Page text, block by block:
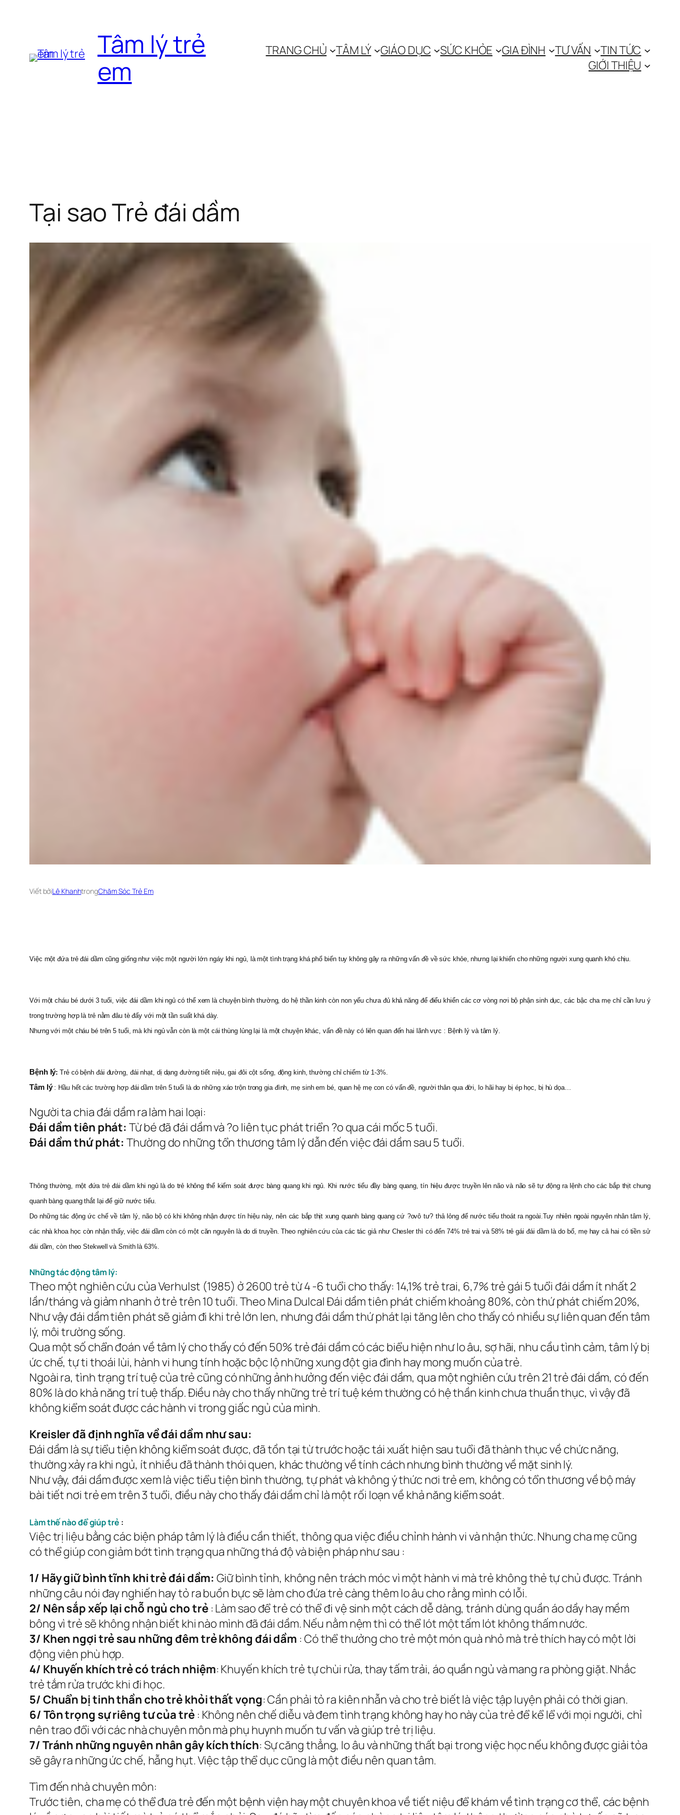
Tâm lý trẻ
em
TRANG CHỦ TÂM LÝ GIÁO DỤC SỨC KHỎE GIA ĐÌNH TƯ VẤN
TIN TỨC
GIỚI THIỆU
Tại sao Trẻ đái dầm
Viết bởiLê KhanhtrongChăm Sóc Trẻ Em
Việc một đứa trẻ đái dầm cũng giống như việc một người lớn ngáy khi ngủ, là một tình trạng khá phổ biến tuy không gây ra những vấn đề về sức khỏe, nhưng lại khiến cho những người xung quanh khó chịu.
Với một cháu bé dưới 3 tuổi, việc đái dầm khi ngủ có thể xem là chuyện bình thường, do hệ thần kinh còn non yếu chưa đủ khả năng để điểu khiển các cơ vòng nơi bộ phận sinh dục, các bậc cha mẹ chỉ cần lưu ý
trong trường hợp là trẻ nằm đâu tè đấy với một tần suất khá dày.
Nhưng với một cháu bé trên 5 tuổi, mà khi ngủ vẫn còn là một cái thùng lủng lại là một chuyện khác, vấn đề này có liên quan đến hai lãnh vực : Bệnh lý và tâm lý.
Bệnh lý: Trẻ có bệnh đái đường, đái nhạt, dị dạng đường tiết niệu, gai đôi cột sống, động kinh, thường chỉ chiếm từ 1-3%.
Tâm lý : Hầu hết các trường hợp đái dầm trên 5 tuổi là do những xáo trộn trong gia đình, mẹ sinh em bé, quan hệ mẹ con có vấn đề, người thân qua đời, lo hãi hay bị ép học, bị hù dọa…
Người ta chia đái dầm ra làm hai loại:
Đái dầm tiên phát: Từ bé đã đái dầm và ?o liên tục phát triển ?o qua cái mốc 5 tuổi.
Đái dầm thứ phát: Thường do những tổn thương tâm lý dẫn đến việc đái dầm sau 5 tuổi.
Thông thường, một đứa trẻ đái dầm khi ngủ là do trẻ không thể kiểm soát được bàng quang khi ngủ. Khi nước tiểu đầy bàng quang, tín hiệu được truyền lên não và não sẽ tự động ra lệnh cho các bắp thịt chung
quanh bàng quang thắt lại để giữ nước tiểu.
Do những tác động ức chế về tâm lý, não bộ có khi không nhận được tín hiệu này, nên các bắp thịt xung quanh bàng quang cứ ?ovô tư? thả lỏng để nước tiểu thoát ra ngoài.Tuy nhiên ngoài nguyên nhân tâm lý,
các nhà khoa học còn nhận thấy, việc đái dầm còn có một căn nguyên là do di truyền. Theo nghiên cứu của các tác giả như Chesler thì có đến 74% trẻ trai và 58% trẻ gái đái dầm là do bố, mẹ hay cả hai có tiền sử
đái dầm, còn theo Stekwell và Smith là 63%.
Những tác động tâm lý:
Theo một nghiên cứu của Verhulst (1985) ở 2600 trẻ từ 4 -6 tuổi cho thấy: 14,1% trẻ trai, 6,7% trẻ gái 5 tuổi đái dầm ít nhất 2
lần/tháng và giảm nhanh ở trẻ trên 10 tuổi. Theo Mina Dulcal Đái dầm tiên phát chiếm khoảng 80%, còn thứ phát chiếm 20%,
Như vậy đái dầm tiên phát sẽ giảm đi khi trẻ lớn len, nhưng đái dầm thứ phát lại tăng lên cho thấy có nhiều sự liên quan đến tâm
lý, môi trường sống.
Qua một số chẩn đoán về tâm lý cho thấy có đến 50% trẻ đái dầm có các biểu hiện như lo âu, sợ hãi, nhu cầu tình cảm, tâm lý bị
ức chế, tự ti thoái lùi, hành vi hung tính hoặc bộc lộ những xung đột gia đình hay mong muốn của trẻ.
Ngoài ra, tình trạng trí tuệ của trẻ cũng có những ảnh hưởng đến việc đái dầm, qua một nghiên cứu trên 21 trẻ đái dầm, có đến
80% là do khả năng trí tuệ thấp. Điều này cho thấy những trẻ trí tuệ kém thường có hệ thần kinh chưa thuần thục, vì vậy đã
không kiểm soát được các hành vi trong giấc ngủ của mình.
Kreisler đã định nghĩa về đái dầm như sau:
Đái dầm là sự tiểu tiện không kiểm soát được, đã tồn tại từ trước hoặc tái xuất hiện sau tuổi đã thành thục về chức năng,
thường xảy ra khi ngủ, ít nhiều đã thành thói quen, khác thường về tính cách nhưng bình thường về mặt sinh lý.
Như vậy, đái dầm được xem là việc tiểu tiện bình thường, tự phát và không ý thức nơi trẻ em, không có tổn thương về bộ máy
bài tiết nơi trẻ em trên 3 tuổi, điều này cho thấy đái dầm chỉ là một rối loạn về khả năng kiểm soát.
Làm thế nào để giúp trẻ :
Việc trị liệu bằng các biện pháp tâm lý là điều cần thiết, thông qua việc điều chỉnh hành vi và nhận thức. Nhung cha mẹ cũng
có thể giúp con giảm bớt tình trạng qua những thá độ và biện pháp như sau :
1/ Hãy giữ bình tĩnh khi trẻ đái dầm: Giữ bình tỉnh, không nên trách móc vì một hành vi mà trẻ không thẻ tự chủ được. Tránh
những câu nói đay nghiến hay tỏ ra buồn bực sẽ làm cho đứa trẻ càng thêm lo âu cho rằng mình có lỗi.
2/ Nên sắp xếp lại chỗ ngủ cho trẻ: Làm sao để trẻ có thể đi vệ sinh một cách dễ dàng, tránh dùng quần áo dầy hay mềm
bông vì trẻ sẽ không nhận biết khi nào mình đã đái dầm. Nếu nằm nệm thì có thể lót một tấm lót không thấm nước.
3/ Khen ngợi trẻ sau những đêm trẻ không đái dầm : Có thể thưởng cho trẻ một món quà nhỏ mà trẻ thích hay có một lời
động viên phù hợp.
4/ Khuyến khích trẻ có trách nhiệm: Khuyến khích trẻ tự chùi rửa, thay tấm trải, áo quần ngủ và mang ra phòng giặt. Nhắc
trẻ tắm rửa trước khi đi học.
5/ Chuẩn bị tinh thần cho trẻ khỏi thất vọng: Cần phải tỏ ra kiên nhẫn và cho trẻ biết là việc tập luyện phải có thời gian.
6/ Tôn trọng sự riêng tư của trẻ: Không nên chế diễu và đem tình trạng không hay ho này của trẻ để kể lể với mọi người, chỉ
nên trao đổi với các nhà chuyên môn mà phụ huynh muốn tư vấn và giúp trẻ trị liệu.
7/ Tránh những nguyên nhân gây kích thích: Sự căng thẳng, lo âu và những thất bại trong việc học nếu không được giải tỏa
sẽ gây ra những ức chế, hẫng hụt. Việc tập thể dục cũng là một điều nên quan tâm.
Tìm đến nhà chuyên môn:
Trước tiên, cha mẹ có thể đưa trẻ đến một bệnh viện hay một chuyên khoa về tiết niệu để khám về tình trạng cơ thể, các bệnh